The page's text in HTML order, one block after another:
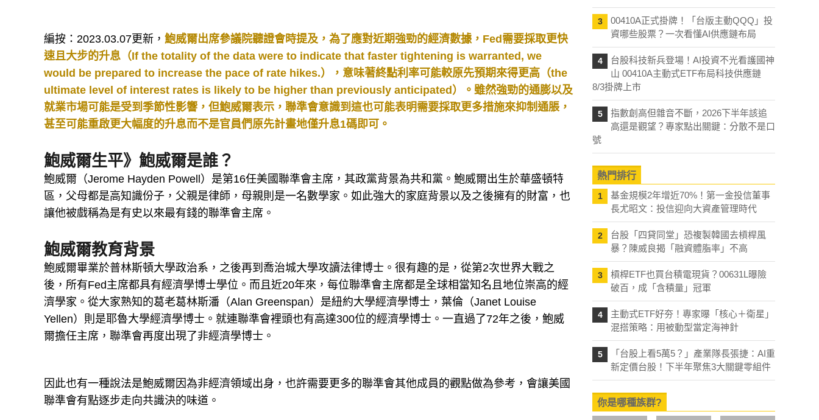
編按：2023.03.07更新， 鮑威爾出席參議院聽證會時提及，為了應對近期強勁的經濟數據，Fed需要採取更快
速且大步的升息（If the totality of the data were to indicate that faster tightening is warranted, we
would be prepared to increase the pace of rate hikes.），意味著終點利率可能較原先預期來得更高（the
ultimate level of interest rates is likely to be higher than previously anticipated）。雖然強勁的通膨以及
就業市場可能是受到季節性影響，但鮑威爾表示，聯準會意識到這也可能表明需要採取更多措施來抑制通脹，
甚至可能重啟更大幅度的升息而不是官員們原先計畫地僅升息1碼即可。
鮑威爾生平》鮑威爾是誰？
鮑威爾（Jerome Hayden Powell）是第16任美國聯準會主席，其政黨背景為共和黨。鮑威爾出生於華盛頓特
區，父母都是高知識份子，父親是律師，母親則是一名數學家。如此強大的家庭背景以及之後擁有的財富，也
讓他被戲稱為是有史以來最有錢的聯準會主席。
鮑威爾教育背景
鮑威爾畢業於普林斯頓大學政治系，之後再到喬治城大學攻讀法律博士。很有趣的是，從第2次世界大戰之
後，所有Fed主席都具有經濟學博士學位。而且近20年來，每位聯準會主席都是全球相當知名且地位崇高的經
濟學家。從大家熟知的葛老葛林斯潘（Alan Greenspan）是紐約大學經濟學博士，葉倫（Janet Louise
Yellen）則是耶魯大學經濟學博士。就連聯準會裡頭也有高達300位的經濟學博士。一直過了72年之後，鮑威
爾擔任主席，聯準會再度出現了非經濟學博士。
因此也有一種說法是鮑威爾因為非經濟領域出身，也許需要更多的聯準會其他成員的觀點做為參考，會讓美國
聯準會有點逐步走向共識決的味道。
3
00410A正式掛牌！「台版主動QQQ」投
資哪些股票？一次看懂AI供應鏈布局
4
台股科技新兵登場！AI投資不光看護國神
山 00410A主動式ETF布局科技供應鏈
8/3掛牌上市
5
指數創高但雜音不斷，2026下半年該追
高還是觀望？專家點出關鍵：分散不是口
號
熱門排行
1
基金規模2年增近70%！第一金投信董事
長尤昭文：投信迎向大資產管理時代
2
台股「四貸同堂」恐複製韓國去槓桿風
暴？陳威良揭「融資體脂率」不高
3
槓桿ETF也買台積電現貨？00631L曝險
破百，成「含積量」冠軍
4
主動式ETF好夯！專家曝「核心＋衛星」
混搭策略：用被動型當定海神針
5
「台股上看5萬5？」產業隊長張捷：AI重
新定價台股！下半年聚焦3大關鍵零組件
你是哪種族群?